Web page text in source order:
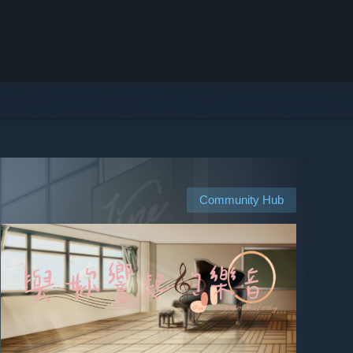
Community Hub